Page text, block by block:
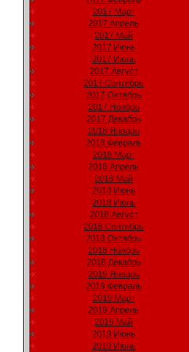
2017 Март
2017 Апрель
2017 Май
2017 Июнь
2017 Июль
2017 Август
2017 Сентябрь
2017 Октябрь
2017 Ноябрь
2017 Декабрь
2018 Январь
2018 Февраль
2018 Март
2018 Апрель
2018 Май
2018 Июнь
2018 Июль
2018 Август
2018 Сентябрь
2018 Октябрь
2018 Ноябрь
2018 Декабрь
2019 Январь
2019 Февраль
2019 Март
2019 Апрель
2019 Май
2019 Июнь
2019 Июль